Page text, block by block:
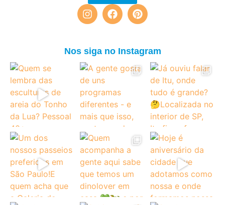
Nos siga no Instagram